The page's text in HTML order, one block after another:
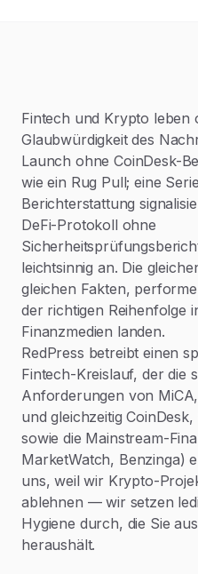
Fintech und Krypto leben
Glaubwürdigkeit des
Launch ohne CoinDesk-
wie ein Rug Pull; eine
Berichterstattung
DeFi-Protokoll ohne
leichtsinnig an. Die
gleichen Fakten,
der richtigen Reihenfolge
Finanzmedien landen.
RedPress betreibt einen
Fintech-Kreislauf, der die
Anforderungen von
und gleichzeitig
sowie die Mainstream-
MarketWatch, Benzinga)
uns, weil wir Krypto-
ablehnen — wir setzen
Hygiene durch, die Sie
heraushält.